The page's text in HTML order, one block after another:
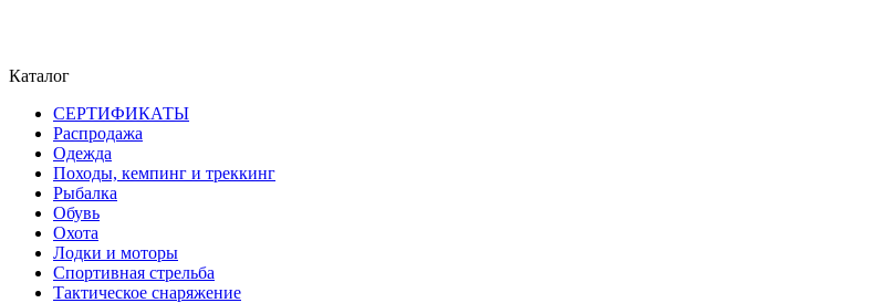
Каталог
СЕРТИФИКАТЫ
Распродажа
Одежда
Походы, кемпинг и треккинг
Рыбалка
Обувь
Охота
Лодки и моторы
Спортивная стрельба
Тактическое снаряжение